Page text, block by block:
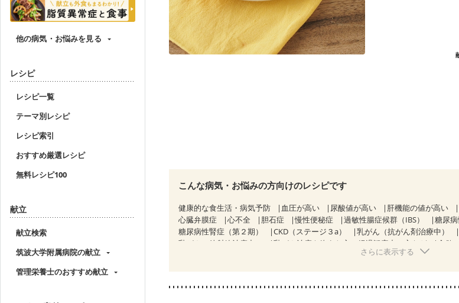
他の病気・お悩みを見る
レシピ
レシピ一覧
テーマ別レシピ
レシピ索引
おすすめ厳選レシピ
無料レシピ100
献立
献立検索
筑波大学附属病院の献立
管理栄養士のおすすめ献立
こんな病気・お悩みの方向けのレシピです
健康的な食生活・病気予防 血圧が高い 尿酸値が高い 肝機能の値が高い
心臓弁膜症
心不全 胆石症 慢性便秘症 過敏性腸症候群（IBS）
糖尿病
糖尿病性腎症（第２期）
CKD（ステージ３a） 乳がん（抗がん剤治療中）
乳がん（放射線治療中）
乳がん治療を終えた方・経過観察中の方など 食欲
妊婦健診・血圧が気になる（初期）
ニキビ・肌荒れ
妊活中 更年期
さらに表示する